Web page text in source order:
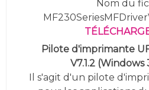
Nom du
Pilote d'imprimante
V7.1.2 (Windows
Il s'agit d'un pilote